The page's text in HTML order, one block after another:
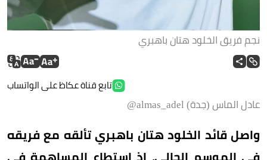
نجم فريق الخلود هتان باهبري
تابع قناة عكاظ على الواتساب
عادل الماس (جدة) almas_adel@
واصل قائد الخلود هتان باهبري تألقه مع فريقه